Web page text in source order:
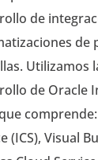
de
de
Utilizamos
de Oracle
(ICS), Visual